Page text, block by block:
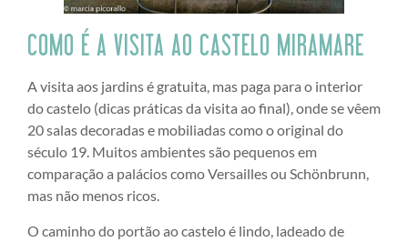
COMO É A VISITA AO CASTELO MIRAMARE
A visita aos jardins é gratuita, mas paga para o interior
do castelo (dicas práticas da visita ao final), onde se vêem
20 salas decoradas e mobiliadas como o original do
século 19. Muitos ambientes são pequenos em
comparação a palácios como Versailles ou Schönbrunn,
mas não menos ricos.
O caminho do portão ao castelo é lindo, ladeado de